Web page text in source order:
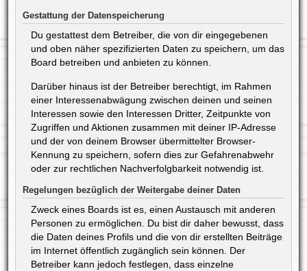
Gestattung der Datenspeicherung
Du gestattest dem Betreiber, die von dir eingegebenen
und oben näher spezifizierten Daten zu speichern, um das
Board betreiben und anbieten zu können.
Darüber hinaus ist der Betreiber berechtigt, im Rahmen
einer Interessenabwägung zwischen deinen und seinen
Interessen sowie den Interessen Dritter, Zeitpunkte von
Zugriffen und Aktionen zusammen mit deiner IP-Adresse
und der von deinem Browser übermittelter Browser-
Kennung zu speichern, sofern dies zur Gefahrenabwehr
oder zur rechtlichen Nachverfolgbarkeit notwendig ist.
Regelungen bezüglich der Weitergabe deiner Daten
Zweck eines Boards ist es, einen Austausch mit anderen
Personen zu ermöglichen. Du bist dir daher bewusst, dass
die Daten deines Profils und die von dir erstellten Beiträge
im Internet öffentlich zugänglich sein können. Der
Betreiber kann jedoch festlegen, dass einzelne